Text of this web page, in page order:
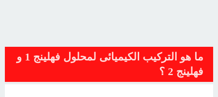
ما هو التركيب الكيميائى لمحلول فهلينج 1 و
فهلينج 2 ؟